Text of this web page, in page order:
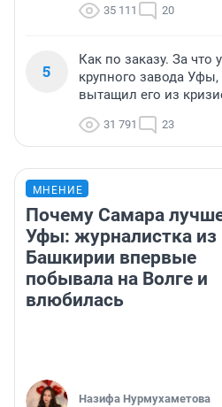
35 111 20
5
Как по заказу. За что
крупного завода
вытащил его из
31 791 23
МНЕНИЕ
Почему Самара
Уфы: журналистка из
Башкирии впервые
побывала на Волге и
влюбилась
Назифа Нурмухаметова